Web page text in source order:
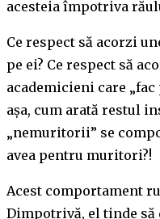
acesteia împotriva
Ce respect să acorzi
pe ei? Ce respect să
academicieni care „fac
așa, cum arată restul
„nemuritorii” se
avea pentru muritori?!
Acest comportament
Dimpotrivă, el tinde să